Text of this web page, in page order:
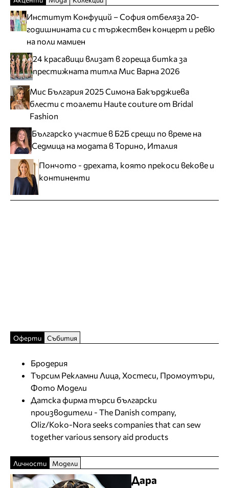
Институт Конфуций – София отбеляза 20-
годишнината си с тържествен концерт и ревю
на поли мамиен
24 красавици влизат в гореща битка за
престижната титла Мис Варна 2026
Мис България 2025 Симона Бакърджиева
блести с тоалети Haute couture от Bridal
Fashion
Българско участие в Б2Б срещи по време на
Седмица на модата в Торино, Италия
Пончото - дрехата, която прекоси векове и
континенти
Оферти Събития
Бродерия
Търсим Рекламни Лица, Хостеси, Промоутъри,
Фото Модели
Датска фирма търси български
производители - The Danish company,
Oliz/Koko-Nora seeks companies that can sew
together various sensory aid products
Личности Модели
Дара